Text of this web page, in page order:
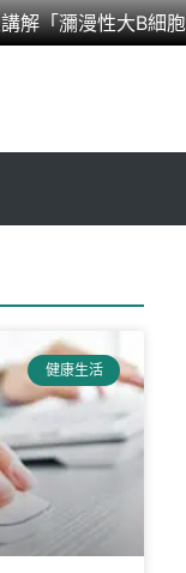
解「瀰漫性大B細
健康生活